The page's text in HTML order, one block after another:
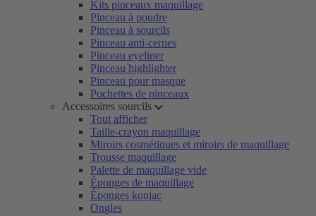
Kits pinceaux maquillage
Pinceau à poudre
Pinceau à sourcils
Pinceau anti-cernes
Pinceau eyeliner
Pinceau highlighter
Pinceau pour masque
Pochettes de pinceaux
Accessoires sourcils
Tout afficher
Taille-crayon maquillage
Miroirs cosmétiques et miroirs de maquillage
Trousse maquillage
Palette de maquillage vide
Éponges de maquillage
Éponges konjac
Ongles